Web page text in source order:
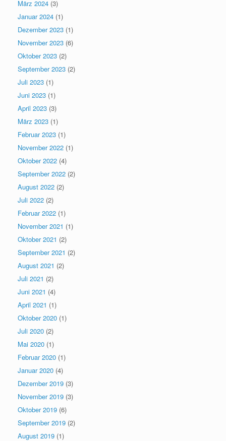
März 2024 (3)
Januar 2024 (1)
Dezember 2023 (1)
November 2023 (6)
Oktober 2023 (2)
September 2023 (2)
Juli 2023 (1)
Juni 2023 (1)
April 2023 (3)
März 2023 (1)
Februar 2023 (1)
November 2022 (1)
Oktober 2022 (4)
September 2022 (2)
August 2022 (2)
Juli 2022 (2)
Februar 2022 (1)
November 2021 (1)
Oktober 2021 (2)
September 2021 (2)
August 2021 (2)
Juli 2021 (2)
Juni 2021 (4)
April 2021 (1)
Oktober 2020 (1)
Juli 2020 (2)
Mai 2020 (1)
Februar 2020 (1)
Januar 2020 (4)
Dezember 2019 (3)
November 2019 (3)
Oktober 2019 (6)
September 2019 (2)
August 2019 (1)